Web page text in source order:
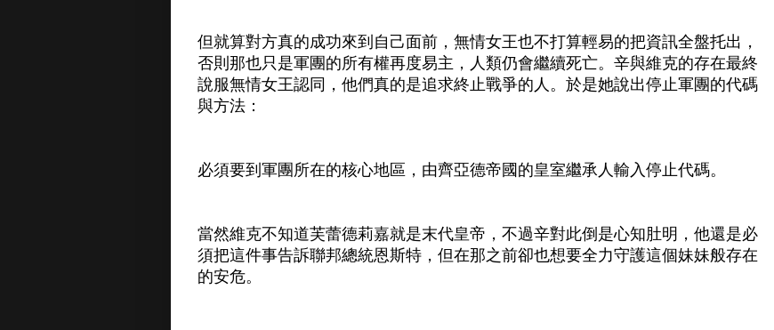
但就算對方真的成功來到自己面前，無情女王也不打算輕易的把資訊全盤托出，
否則那也只是軍團的所有權再度易主，人類仍會繼續死亡。辛與維克的存在最終
說服無情女王認同，他們真的是追求終止戰爭的人。於是她說出停止軍團的代碼
與方法：
必須要到軍團所在的核心地區，由齊亞德帝國的皇室繼承人輸入停止代碼。
當然維克不知道芙蕾德莉嘉就是末代皇帝，不過辛對此倒是心知肚明，他還是必
須把這件事告訴聯邦總統恩斯特，但在那之前卻也想要全力守護這個妹妹般存在
的安危。